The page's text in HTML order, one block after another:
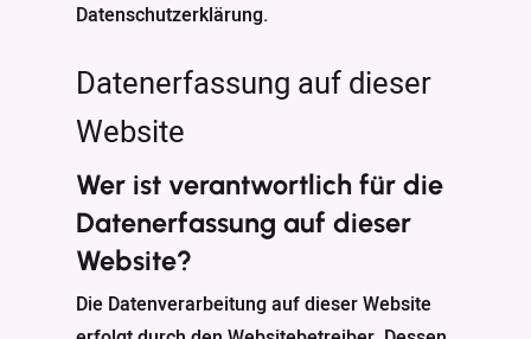
Datenschutzerklärung.
Datenerfassung auf dieser
Website
Wer ist verantwortlich für die
Datenerfassung auf dieser
Website?
Die Datenverarbeitung auf dieser Website